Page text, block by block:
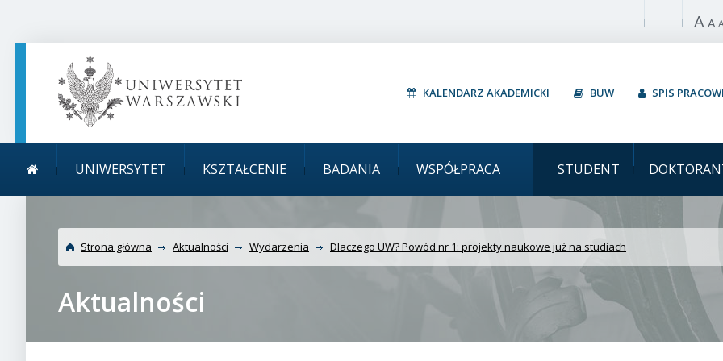
Włącz A A
KALENDARZ AKADEMICKI BUW SPIS
główne
UNIWERSYTET KSZTAŁCENIE BADANIA WSPÓŁPRACA STUDENT
Uniwersytet Warszawski Dlaczego UW?
już na studiach
Strona główna Aktualności Wydarzenia Dlaczego UW? Powód nr 1: projekty naukowe już na studiach
Aktualności